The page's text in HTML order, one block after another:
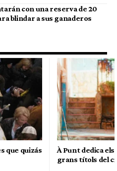
con una reserva de 20
blindar a sus ganaderos
que quizás
À Punt dedica els
grans títols del